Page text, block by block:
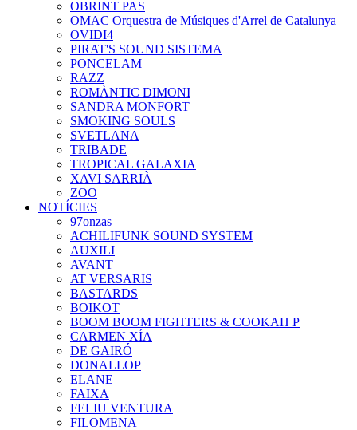
OBRINT PAS
OMAC Orquestra de Músiques d'Arrel de Catalunya
OVIDI4
PIRAT'S SOUND SISTEMA
PONCELAM
RAZZ
ROMÀNTIC DIMONI
SANDRA MONFORT
SMOKING SOULS
SVETLANA
TRIBADE
TROPICAL GALAXIA
XAVI SARRIÀ
ZOO
NOTÍCIES
97onzas
ACHILIFUNK SOUND SYSTEM
AUXILI
AVANT
AT VERSARIS
BASTARDS
BOIKOT
BOOM BOOM FIGHTERS & COOKAH P
CARMEN XÍA
DE GAIRÓ
DONALLOP
ELANE
FAIXA
FELIU VENTURA
FILOMENA